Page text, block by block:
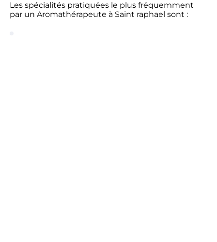
Les spécialités pratiquées le plus fréquemment
par un Aromathérapeute à Saint raphael sont :